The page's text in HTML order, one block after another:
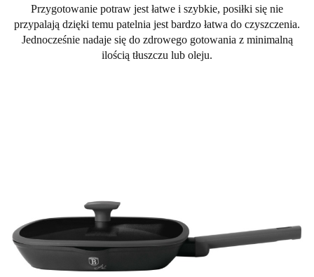
Przygotowanie potraw jest łatwe i szybkie, posiłki się nie
przypalają dzięki temu patelnia jest bardzo łatwa do czyszczenia.
Jednocześnie nadaje się do zdrowego gotowania z minimalną
ilością tłuszczu lub oleju.